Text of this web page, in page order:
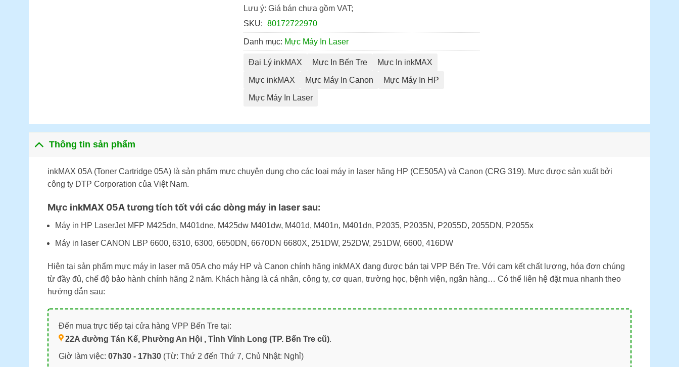
Lưu ý: Giá bán chưa gồm VAT;
SKU: 80172722970
Danh mục: Mực Máy In Laser
Đại Lý inkMAX Mực In Bến Tre Mực In inkMAX
Mực inkMAX Mực Máy In Canon Mực Máy In HP
Mực Máy In Laser
Thông tin sản phẩm
inkMAX 05A (Toner Cartridge 05A) là sản phẩm mực chuyên dụng cho các loại máy in laser hãng HP (CE505A) và Canon (CRG 319). Mực được sản xuất bởi
công ty DTP Corporation của Việt Nam.
Mực inkMAX 05A tương tích tốt với các dòng máy in laser sau:
Máy in HP LaserJet MFP M425dn, M401dne, M425dw M401dw, M401d, M401n, M401dn, P2035, P2035N, P2055D, 2055DN, P2055x
Máy in laser CANON LBP 6600, 6310, 6300, 6650DN, 6670DN 6680X, 251DW, 252DW, 251DW, 6600, 416DW
Hiện tại sản phẩm mực máy in laser mã 05A cho máy HP và Canon chính hãng inkMAX đang được bán tại VPP Bến Tre. Với cam kết chất lượng, hóa đơn chúng
từ đầy đủ, chế độ bảo hành chính hãng 2 năm. Khách hàng là cá nhân, công ty, cơ quan, trường học, bệnh viện, ngân hàng… Có thể liên hệ đặt mua nhanh theo
hướng dẫn sau:
Đến mua trực tiếp tại cửa hàng VPP Bến Tre tại:
22A đường Tán Kế, Phường An Hội , Tỉnh Vĩnh Long (TP. Bến Tre cũ).
Giờ làm việc: 07h30 - 17h30(Từ: Thứ 2 đến Thứ 7, Chủ Nhật: Nghỉ)